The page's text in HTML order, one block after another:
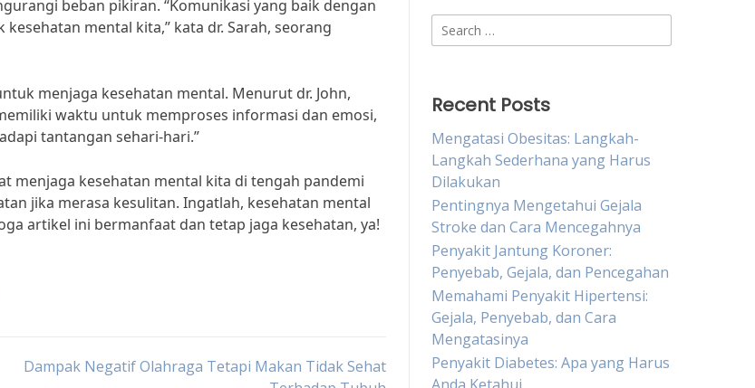
beban pikiran. “Komunikasi yang baik dengan
mental kita,” kata dr. Sarah, seorang
menjaga kesehatan mental. Menurut dr. John,
waktu untuk memproses informasi dan emosi,
tantangan sehari-hari.”
menjaga kesehatan mental kita di tengah pandemi
jika merasa kesulitan. Ingatlah, kesehatan mental
artikel ini bermanfaat dan tetap jaga kesehatan, ya!
Dampak Negatif Olahraga Tetapi Makan Tidak Sehat
Search
for:
Recent Posts
Mengatasi Obesitas: Langkah-
Langkah Sederhana yang Harus
Dilakukan
Pentingnya Mengetahui Gejala
Stroke dan Cara Mencegahnya
Penyakit Jantung Koroner:
Penyebab, Gejala, dan Pencegahan
Memahami Penyakit Hipertensi:
Gejala, Penyebab, dan Cara
Mengatasinya
Penyakit Diabetes: Apa yang Harus